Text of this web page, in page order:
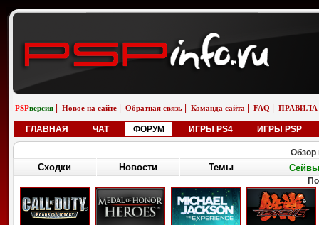
PSPверсия Новое на сайте Обратная связь Команда сайта FAQ ПРАВИЛА
ГЛАВНАЯ ЧАТ ФОРУМ ИГРЫ PS4 ИГРЫ PSP
Обзор
Сходки Новости Темы Сейвы